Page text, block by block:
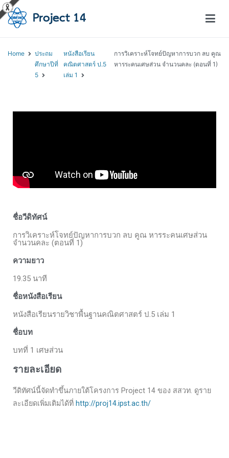
Home
ประถม
ศึกษาปีที่
5
หนังสือเรียน
คณิตศาสตร์ ป.5
เล่ม 1
การวิเคราะห์โจทย์ปัญหาการบวก ลบ คูณ
หารระคนเศษส่วน จำนวนคละ (ตอนที่ 1)
ชื่อวีดิทัศน์
การวิเคราะห์โจทย์ปัญหาการบวก ลบ คูณ หารระคนเศษส่วน
จำนวนคละ (ตอนที่ 1)
ความยาว
19.35 นาที
ชื่อหนังสือเรียน
หนังสือเรียนรายวิชาพื้นฐานคณิตศาสตร์ ป.5 เล่ม 1
ชื่อบท
บทที่ 1 เศษส่วน
รายละเอียด
วีดิทัศน์นี้จัดทำขึ้นภายใต้โครงการ Project 14 ของ สสวท. ดูราย
ละเอียดเพิ่มเติมได้ที่ http://proj14.ipst.ac.th/